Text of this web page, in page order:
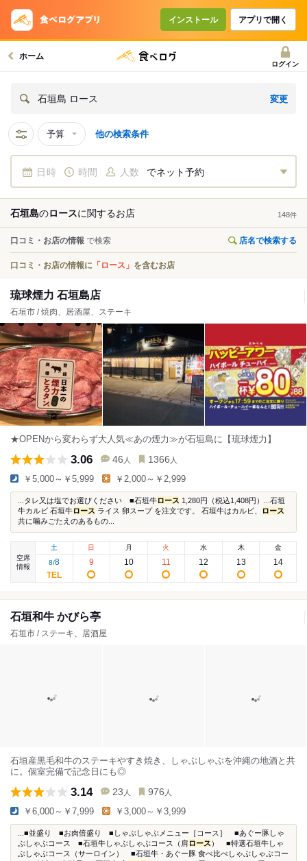
インストール アプリで開く
ホーム
ログイン
石垣島 ロース 変更
予算 他の検索条件
日時 時間 人数 でネット予約
石垣島のロースに関するお店 148件
口コミ・お店の情報 で検索 店名で検索する
口コミ・お店の情報に 「ロース」 を含むお店
琉球煙力 石垣島店
石垣市 / 焼肉、居酒屋、ステーキ
★OPENから変わらず大人気≪あの煙力≫が石垣島に【琉球煙力】
3.06 46 人 1366 人
￥5,000～￥5,999 ￥2,000～￥2,999
...タレ又は塩でお選びください ■石垣牛ロース 1,280円（税込1,408円）...石垣
牛カルビ 石垣牛ロース ライス 卵スープ を注文です。 石垣牛はカルビ、
ロース
共に噛みごたえのあるもの...
空席
情報
土
8/8
日
9
月
10
火
11
水
12
木
13
金
14
石垣和牛 かびら亭
石垣市 / ステーキ、居酒屋
石垣産黒毛和牛のステーキやすき焼き、しゃぶしゃぶを沖縄の地酒と共
に。個室完備で記念日にも◎
3.14 23 人 976 人
￥6,000～￥7,999 ￥3,000～￥3,999
...■並盛り ■お肉倍盛り ■しゃぶしゃぶメニュー［コース］ ■あぐー豚しゃ
ぶしゃぶコース ■石垣牛しゃぶしゃぶコース（肩 ロース ） ■特選石垣牛しゃ
ぶしゃぶコース（サーロイン） ■石垣牛・あぐー豚 食べ比べしゃぶしゃぶコー